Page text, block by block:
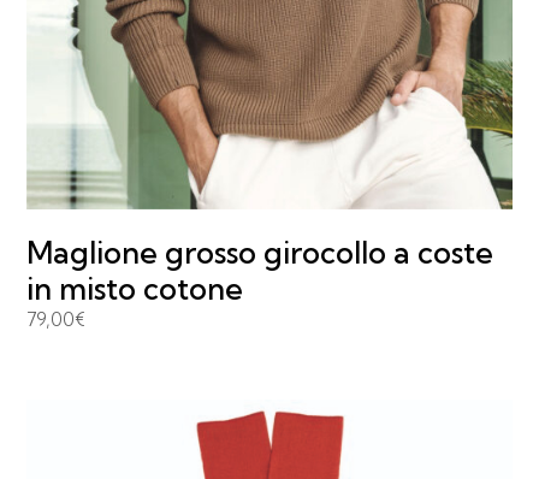
Maglione grosso girocollo a coste
in misto cotone
79,00€